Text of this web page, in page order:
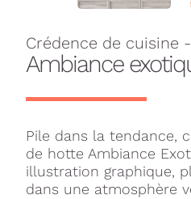
Crédence de cuisine
Ambiance
Pile dans la tendance,
de hotte Ambiance
illustration graphique,
dans une atmosphère